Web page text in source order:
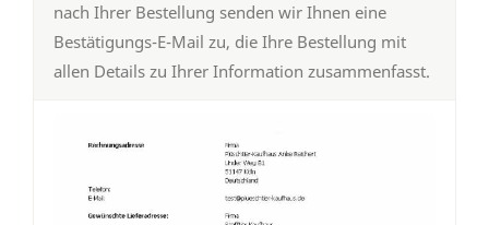
nach Ihrer Bestellung senden wir Ihnen eine
Bestätigungs-E-Mail zu, die Ihre Bestellung mit
allen Details zu Ihrer Information zusammenfasst.